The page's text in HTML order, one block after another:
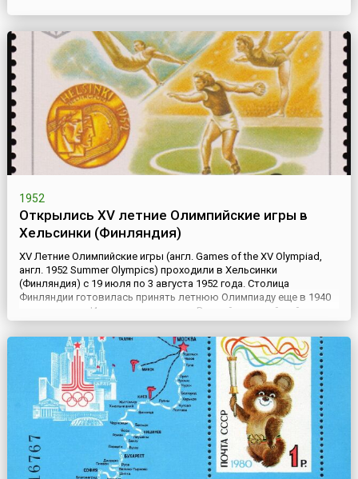
платформу из-за недостаточной ширины улиц. По этой же
причине боковые пла...
1952
Открылись XV летние Олимпийские игры в
Хельсинки (Финляндия)
XV Летние Олимпийские игры (англ. Games of the XV Olympiad,
англ. 1952 Summer Olympics) проходили в Хельсинки
(Финляндия) с 19 июля по 3 августа 1952 года. Столица
Финляндии готовилась принять летнюю Олимпиаду еще в 1940
году, но тогда Игры отменили из-за Второй мировой войны.
После окончания войны Хельсинки снова заявил о намерении
стать организатором Олимпиады и был выбран из девяти
претендентов...